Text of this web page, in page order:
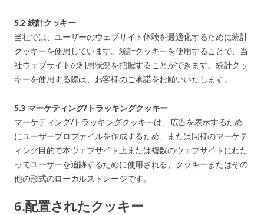
5.2 統計クッキー
当社では、ユーザーのウェブサイト体験を最適化するために統計
クッキーを使用しています。統計クッキーを使用することで、当
社ウェブサイトの利用状況を把握することができます。統計クッ
キーを使用する際は、お客様のご承諾をお願いいたします。
5.3 マーケティング/トラッキングクッキー
マーケティング/トラッキングクッキーは、広告を表示するため
にユーザープロファイルを作成するため、または同様のマーケテ
ィング目的で本ウェブサイト上または複数のウェブサイトにわた
ってユーザーを追跡するために使用される、クッキーまたはその
他の形式のローカルストレージです。
6.配置されたクッキー